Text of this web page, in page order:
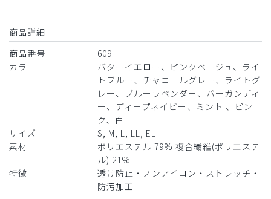
商品詳細
商品番号
609
カラー
バターイエロー、ピンクベージュ、ライ
トブルー、チャコールグレー、ライトグ
レー、ブルーラベンダー、バーガンディ
ー、ディープネイビー、ミント 、ピン
ク、白
サイズ
S, M, L, LL, EL
素材
ポリエステル 79% 複合繊維(ポリエステ
ル) 21%
特徴
透け防止・ノンアイロン・ストレッチ・
防汚加工